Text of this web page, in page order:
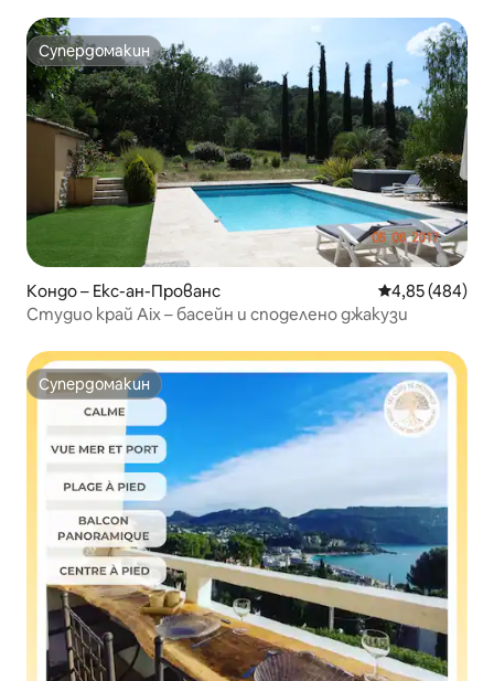
Супердомакин
Супердомакин
Кондо – Екс-ан-Прованс Средна
4,85 (484)
Студио край Aix – басейн и споделено джакузи
Супердомакин
Супердомакин